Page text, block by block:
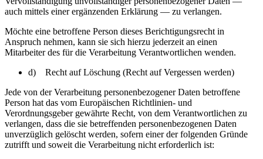
auch mittels einer ergänzenden Erklärung — zu verlangen.
Möchte eine betroffene Person dieses Berichtigungsrecht in
Anspruch nehmen, kann sie sich hierzu jederzeit an einen
Mitarbeiter des für die Verarbeitung Verantwortlichen wenden.
d) Recht auf Löschung (Recht auf Vergessen werden)
Jede von der Verarbeitung personenbezogener Daten betroffene
Person hat das vom Europäischen Richtlinien- und
Verordnungsgeber gewährte Recht, von dem Verantwortlichen zu
verlangen, dass die sie betreffenden personenbezogenen Daten
unverzüglich gelöscht werden, sofern einer der folgenden Gründe
zutrifft und soweit die Verarbeitung nicht erforderlich ist: